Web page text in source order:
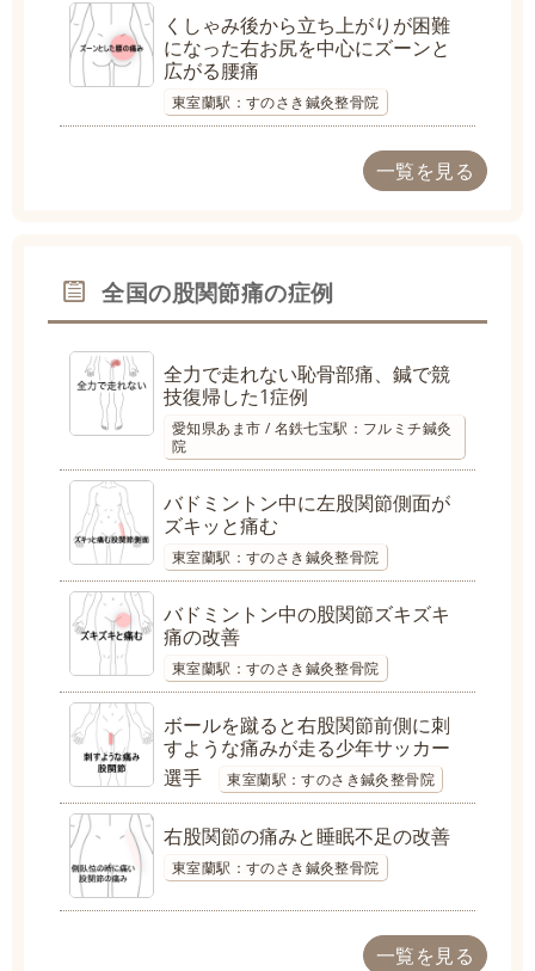
くしゃみ後から立ち上がりが困難
になった右お尻を中心にズーンと
広がる腰痛
東室蘭駅：すのさき鍼灸整骨院
一覧を見る
全国の股関節痛の症例
全力で走れない恥骨部痛、鍼で競
技復帰した1症例
愛知県あま市 / 名鉄七宝駅：フルミチ鍼灸
院
バドミントン中に左股関節側面が
ズキッと痛む
東室蘭駅：すのさき鍼灸整骨院
バドミントン中の股関節ズキズキ
痛の改善
東室蘭駅：すのさき鍼灸整骨院
ボールを蹴ると右股関節前側に刺
すような痛みが走る少年サッカー
選手
東室蘭駅：すのさき鍼灸整骨院
右股関節の痛みと睡眠不足の改善
東室蘭駅：すのさき鍼灸整骨院
一覧を見る